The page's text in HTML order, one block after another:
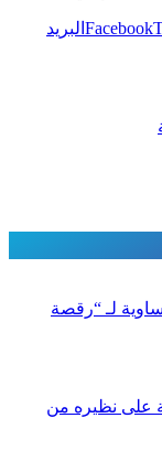
Facebook البريد
لـ “رقصة
على نظيره من